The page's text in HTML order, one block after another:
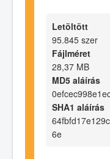
Letöltött
95.845 szer
Fájlméret
28,37 MB
MD5 aláírás
SHA1 aláírás
6e